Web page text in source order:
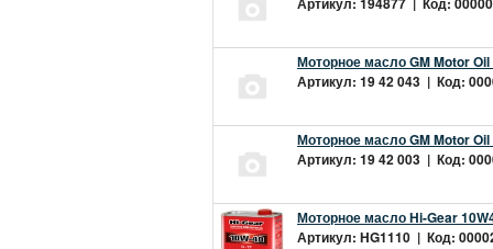
Моторное масло GM Motor Oil
Артикул: 19 42 043 | Код:
Моторное масло GM Motor
Артикул: 19 42 003 | Код:
Моторное масло Hi-Gear
Артикул: HG1110 | Код: